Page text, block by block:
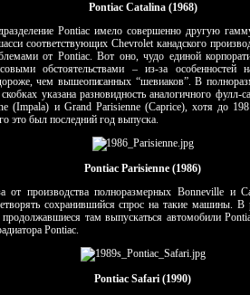
Pontiac Catalina (1968)
Pontiac имело совершенно другую
соответствующих Chevrolet канадского
от Pontiac. Вот оно, чудо единой
обстоятельствами – из-за особенностей
чем вышеописанных “шевиаков”. В
указана разновидность аналогичного
(Impala) и Grand Parisienne (Caprice), хотя до
это был последний год выпуска.
Pontiac Parisienne (1986)
от производства полноразмерных Bonneville и
сохранившийся спрос на такие машины.
там выпускаться автомобили
Pontiac.
Pontiac Safari (1990)